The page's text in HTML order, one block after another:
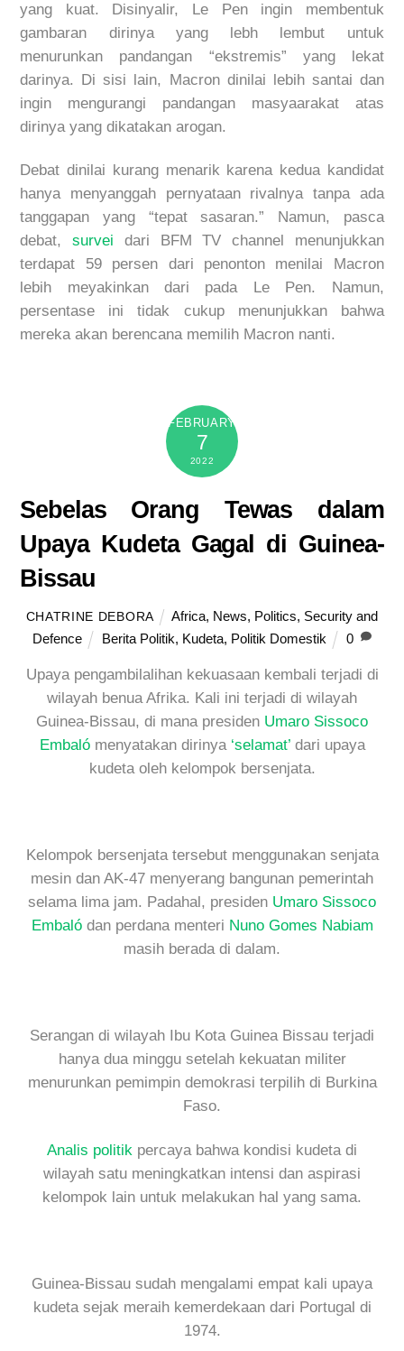
yang kuat. Disinyalir, Le Pen ingin membentuk
gambaran dirinya yang lebh lembut untuk
menurunkan pandangan “ekstremis” yang lekat
darinya. Di sisi lain, Macron dinilai lebih santai dan
ingin mengurangi pandangan masyaarakat atas
dirinya yang dikatakan arogan.
Debat dinilai kurang menarik karena kedua kandidat
hanya menyanggah pernyataan rivalnya tanpa ada
tanggapan yang “tepat sasaran.” Namun, pasca
debat,survei dari BFM TV channel menunjukkan
terdapat 59 persen dari penonton menilai Macron
lebih meyakinkan dari pada Le Pen. Namun,
persentase ini tidak cukup menunjukkan bahwa
mereka akan berencana memilih Macron nanti.
FEBRUARY
7
2022
Sebelas Orang Tewas dalam
Upaya Kudeta Gagal di Guinea-
Bissau
CHATRINE DEBORA Africa, News, Politics, Security and
Defence
Berita Politik, Kudeta, Politik Domestik 0
Upaya pengambilalihan kekuasaan kembali terjadi di
wilayah benua Afrika. Kali ini terjadi di wilayah
Guinea-Bissau, di mana presiden Umaro Sissoco
Embalómenyatakan dirinya ‘selamat’dari upaya
kudeta oleh kelompok bersenjata.
Kelompok bersenjata tersebut menggunakan senjata
mesin dan AK-47 menyerang bangunan pemerintah
selama lima jam. Padahal, presiden Umaro Sissoco
Embalódan perdana menteri Nuno Gomes Nabiam
masih berada di dalam.
Serangan di wilayah Ibu Kota Guinea Bissau terjadi
hanya dua minggu setelah kekuatan militer
menurunkan pemimpin demokrasi terpilih di Burkina
Faso.
Analis politik percaya bahwa kondisi kudeta di
wilayah satu meningkatkan intensi dan aspirasi
kelompok lain untuk melakukan hal yang sama.
Guinea-Bissau sudah mengalami empat kali upaya
kudeta sejak meraih kemerdekaan dari Portugal di
1974.